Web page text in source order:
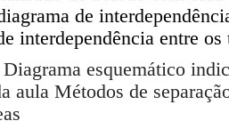
de
interdependência entre os
esquemático
aula Métodos de